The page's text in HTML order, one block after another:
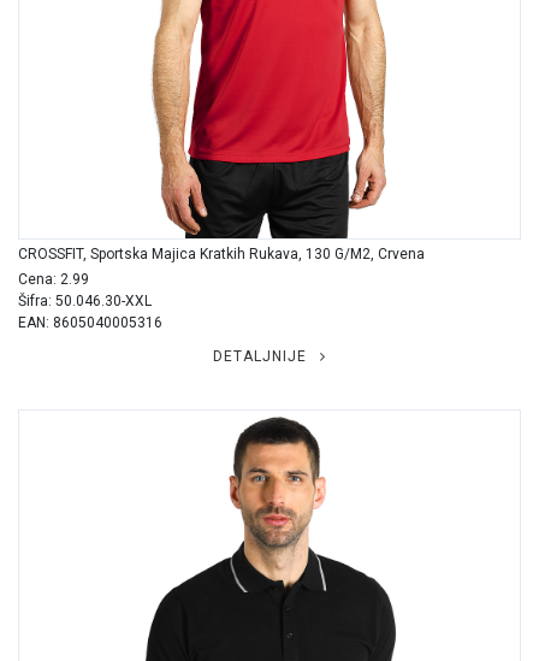
CROSSFIT, Sportska Majica Kratkih Rukava, 130 G/m2, Crvena
Cena: 2.99
Šifra: 50.046.30-XXL
EAN: 8605040005316
DETALJNIJE